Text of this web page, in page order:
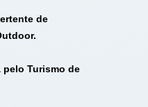
de
Turismo de